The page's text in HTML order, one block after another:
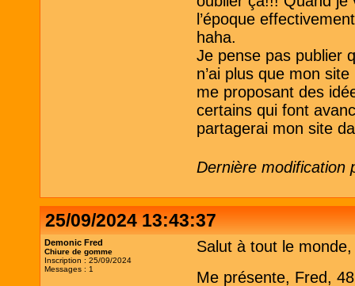
l’époque
haha.
Je pense pas publier
n’ai plus que mon
me proposant des
certains qui font
partagerai mon site
Dernière modification
25/09/2024 13:43:37
Demonic Fred
Chiure de gomme
Inscription : 25/09/2024
Messages : 1
Salut à tout le monde,
Me présente, Fred,